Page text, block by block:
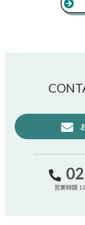
営業時間